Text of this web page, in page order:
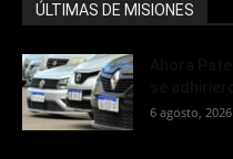
ÚLTIMAS DE MISIONES
6 agosto, 2026